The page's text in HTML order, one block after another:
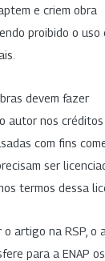
e criem obra
proibido o uso
devem fazer
autor nos créditos
com fins
ser
termos dessa
o artigo na RSP, o
para a ENAP os